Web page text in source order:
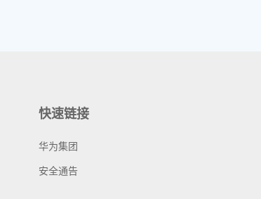
快速链接
华为集团
安全通告